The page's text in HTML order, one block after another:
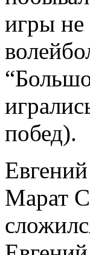
игры не
побед).
Марат